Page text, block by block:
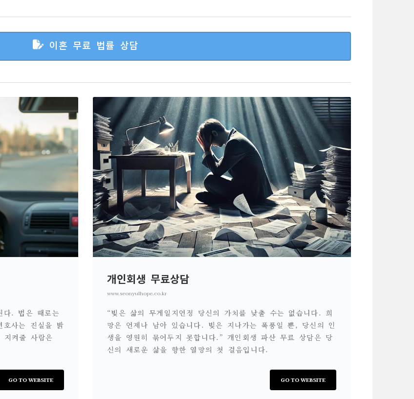
이혼 무료 법률 상담
다. 법은 때로는
사는 진실을 밝
켜줄 사람은
GO TO WEBSITE
개인회생 무료상담
www.seonyulhope.co.kr
“빚은 삶의 무게일지언정 당신의 가치를 낮출 수는 없습니다. 희
망은 언제나 남아 있습니다. 빚은 지나가는 폭풍일 뿐, 당신의 인
생을 영원히 묶어두지 못합니다.” 개인회생 파산 무료 상담은 당
신의 새로운 삶을 향한 열망의 첫 걸음입니다.
GO TO WEBSITE